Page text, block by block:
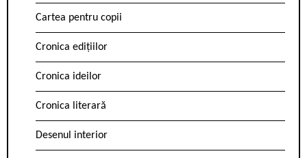
Cartea pentru copii
Cronica edițiilor
Cronica ideilor
Cronica literară
Desenul interior